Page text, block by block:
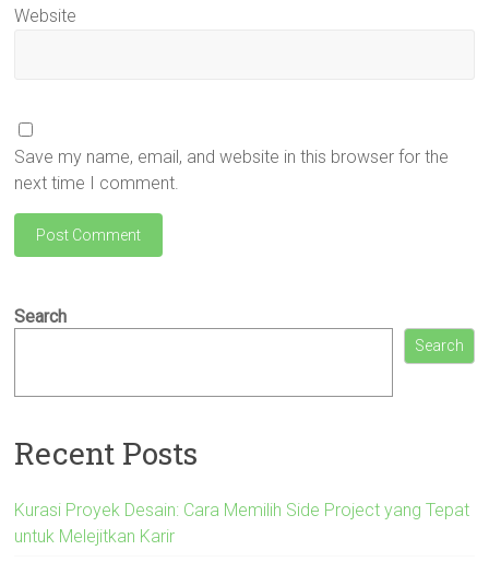
Website
Save my name, email, and website in this browser for the
next time I comment.
Search
Search
Recent Posts
Kurasi Proyek Desain: Cara Memilih Side Project yang Tepat
untuk Melejitkan Karir